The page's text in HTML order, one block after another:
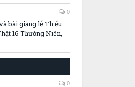
0
bài giảng lễ Thiếu
16 Thường Niên,
0